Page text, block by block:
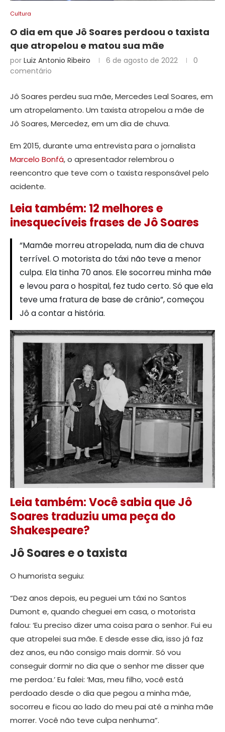
Cultura
O dia em que Jô Soares perdoou o taxista
que atropelou e matou sua mãe
por Luiz Antonio Ribeiro 6 de agosto de 2022
0
comentário
Jô Soares perdeu sua mãe, Mercedes Leal Soares, em
um atropelamento. Um taxista atropelou a mãe de
Jô Soares, Mercedez, em um dia de chuva.
Em 2015, durante uma entrevista para o jornalista
Marcelo Bonfá, o apresentador relembrou o
reencontro que teve com o taxista responsável pelo
acidente.
Leia também: 12 melhores e
inesquecíveis frases de Jô Soares
“Mamãe morreu atropelada, num dia de chuva
terrível. O motorista do táxi não teve a menor
culpa. Ela tinha 70 anos. Ele socorreu minha mãe
e levou para o hospital, fez tudo certo. Só que ela
teve uma fratura de base de crânio”, começou
Jô a contar a história.
Leia também: Você sabia que Jô
Soares traduziu uma peça do
Shakespeare?
Jô Soares e o taxista
O humorista seguiu:
“Dez anos depois, eu peguei um táxi no Santos
Dumont e, quando cheguei em casa, o motorista
falou: ‘Eu preciso dizer uma coisa para o senhor. Fui eu
que atropelei sua mãe. E desde esse dia, isso já faz
dez anos, eu não consigo mais dormir. Só vou
conseguir dormir no dia que o senhor me disser que
me perdoa.’ Eu falei: ‘Mas, meu filho, você está
perdoado desde o dia que pegou a minha mãe,
socorreu e ficou ao lado do meu pai até a minha mãe
morrer. Você não teve culpa nenhuma”.